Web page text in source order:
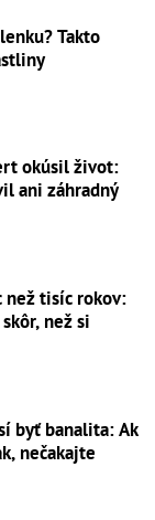
Takto
okúsil život:
ani záhradný
než tisíc rokov:
než si
byť banalita: Ak
nečakajte